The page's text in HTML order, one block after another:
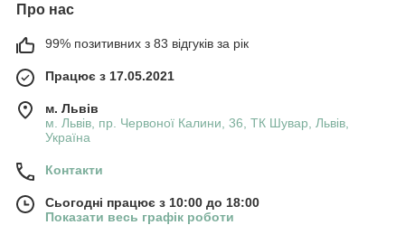
Про нас
99% позитивних з 83 відгуків за рік
Працює з 17.05.2021
м. Львів
м. Львів, пр. Червоної Калини, 36, ТК Шувар, Львів,
Україна
Контакти
Сьогодні працює з 10:00 до 18:00
Показати весь графік роботи